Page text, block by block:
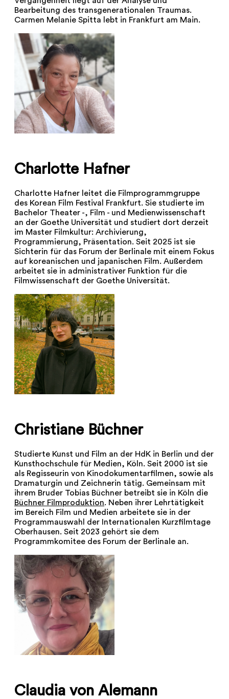
Bearbeitung des transgenerationalen Traumas.
Carmen Melanie Spitta lebt in Frankfurt am Main.
Charlotte Hafner
Charlotte Hafner leitet die Filmprogrammgruppe
des Korean Film Festival Frankfurt. Sie studierte im
Bachelor Theater -, Film - und Medienwissenschaft
an der Goethe Universität und studiert dort derzeit
im Master Filmkultur: Archivierung,
Programmierung, Präsentation. Seit 2025 ist sie
Sichterin für das Forum der Berlinale mit einem Fokus
auf koreanischen und japanischen Film. Außerdem
arbeitet sie in administrativer Funktion für die
Filmwissenschaft der Goethe Universität.
Christiane Büchner
Studierte Kunst und Film an der HdK in Berlin und der
Kunsthochschule für Medien, Köln. Seit 2000 ist sie
als Regisseurin von Kinodokumentarfilmen, sowie als
Dramaturgin und Zeichnerin tätig. Gemeinsam mit
ihrem Bruder Tobias Büchner betreibt sie in Köln die
Büchner Filmproduktion. Neben ihrer Lehrtätigkeit
im Bereich Film und Medien arbeitete sie in der
Programmauswahl der Internationalen Kurzfilmtage
Oberhausen. Seit 2023 gehört sie dem
Programmkomitee des Forum der Berlinale an.
Claudia von Alemann